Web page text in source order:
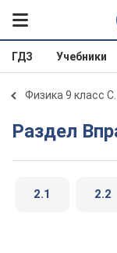
ГДЗ Учебники
Физика 9 класс
Раздел
2.1 2.2